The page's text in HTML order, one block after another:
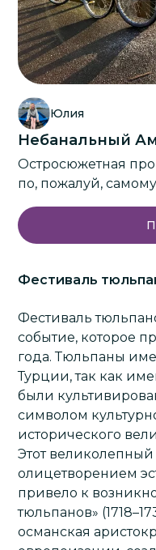
Юлия
Небанальный
Остросюжетная
по, пожалуй,
Фестиваль
Фестиваль
событие, которое
года. Тюльпаны
Турции, так как
были
символом
исторического
Этот великолепный
олицетворением
привело к
тюльпанов»
османская